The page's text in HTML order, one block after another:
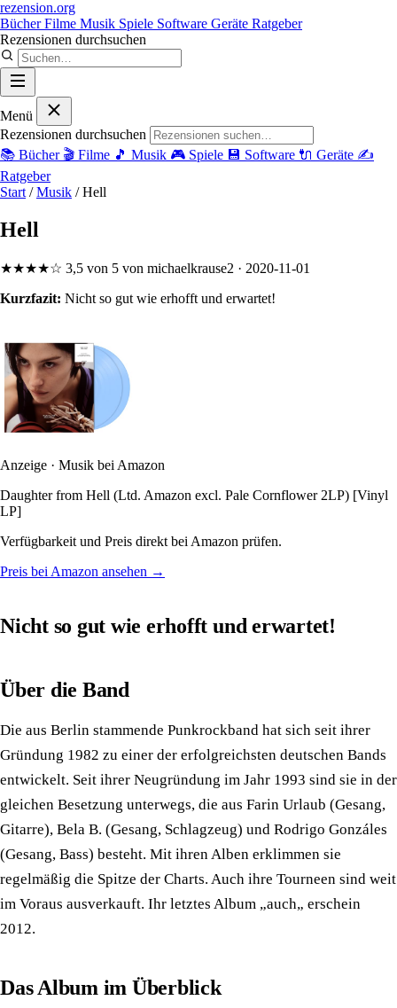
rezension.org
BücherFilme Musik Spiele Software Geräte Ratgeber
Rezensionen durchsuchen
Menü
Rezensionen durchsuchen
📚 Bücher 🎬 Filme 🎵 Musik 🎮 Spiele 💾 Software 🔌 Geräte ✍️
Ratgeber
Start / Musik / Hell
Hell
★★★★☆ 3,5 von 5 von michaelkrause2 · 2020-11-01
Kurzfazit: Nicht so gut wie erhofft und erwartet!
Anzeige · Musik bei Amazon
Daughter from Hell (Ltd. Amazon excl. Pale Cornflower 2LP) [Vinyl
LP]
Verfügbarkeit und Preis direkt bei Amazon prüfen.
Preis bei Amazon ansehen →
Nicht so gut wie erhofft und erwartet!
Über die Band
Die aus Berlin stammende Punkrockband hat sich seit ihrer
Gründung 1982 zu einer der erfolgreichsten deutschen Bands
entwickelt. Seit ihrer Neugründung im Jahr 1993 sind sie in der
gleichen Besetzung unterwegs, die aus Farin Urlaub (Gesang,
Gitarre), Bela B. (Gesang, Schlagzeug) und Rodrigo Gonzáles
(Gesang, Bass) besteht. Mit ihren Alben erklimmen sie
regelmäßig die Spitze der Charts. Auch ihre Tourneen sind weit
im Voraus ausverkauft. Ihr letztes Album „auch„ erschein
2012.
Das Album im Überblick